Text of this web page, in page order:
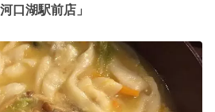
口湖駅前店」